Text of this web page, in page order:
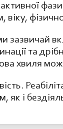
фази
зазвичай
та
хвиля
і